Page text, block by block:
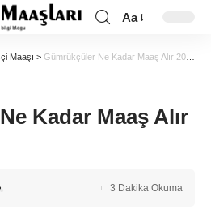
Aa
Maaşı > Gümrükçüler Ne Kadar Maaş Alır 2024
Kadar Maaş Alır
3 Dakika Okuma